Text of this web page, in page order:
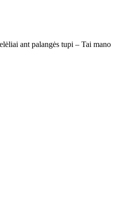
ant palangės tupi – Tai mano